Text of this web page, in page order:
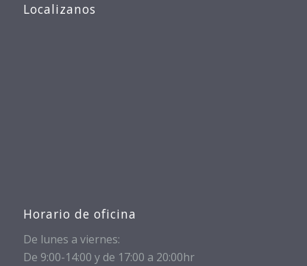
Localizanos
Horario de oficina
De lunes a viernes:
De 9:00-14:00 y de 17:00 a 20:00hr